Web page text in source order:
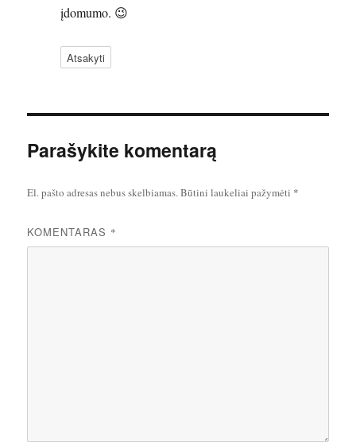
įdomumo. 😉
Atsakyti
Parašykite komentarą
El. pašto adresas nebus skelbiamas.Būtini laukeliai pažymėti *
KOMENTARAS *